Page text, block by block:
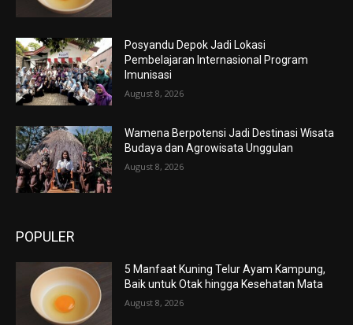
Posyandu Depok Jadi Lokasi
Pembelajaran Internasional Program
Imunisasi
August 8, 2026
Wamena Berpotensi Jadi Destinasi Wisata
Budaya dan Agrowisata Unggulan
August 8, 2026
POPULER
5 Manfaat Kuning Telur Ayam Kampung,
Baik untuk Otak hingga Kesehatan Mata
August 8, 2026